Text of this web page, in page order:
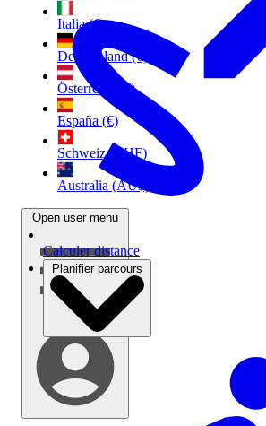
Italia (€)
Deutschland (€)
Österreich (€)
España (€)
Schweiz (CHF)
Australia (AU$)
Open user menu
Calculer distance
Planifier parcours